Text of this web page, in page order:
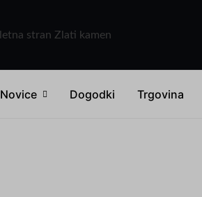
Novice Dogodki Trgovina